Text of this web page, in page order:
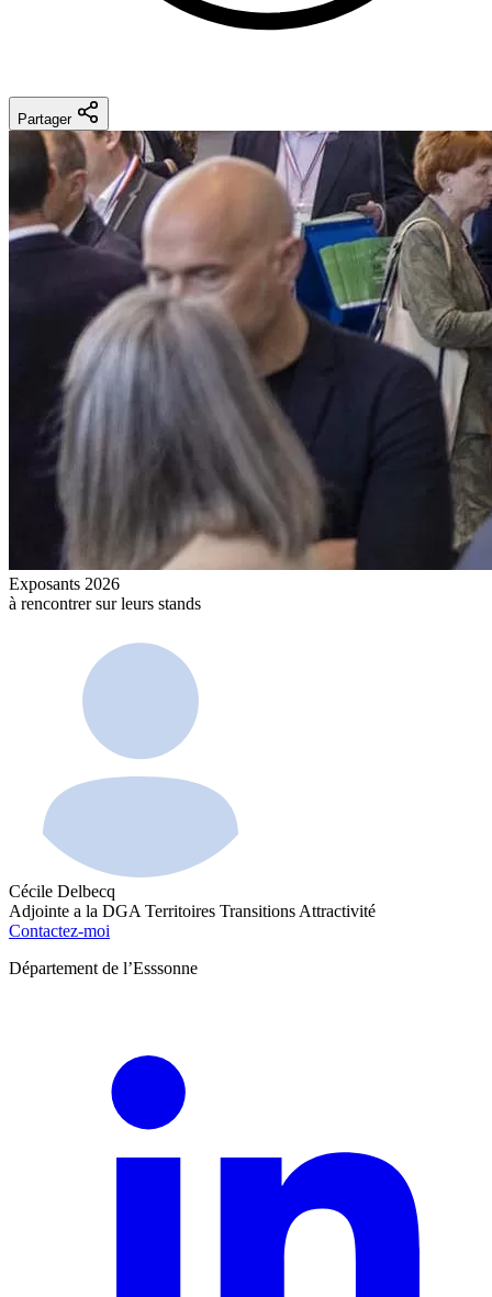
Partager
Exposants 2026
à rencontrer sur leurs stands
Cécile Delbecq
Adjointe a la DGA Territoires Transitions Attractivité
Contactez-moi
Département de l’Esssonne